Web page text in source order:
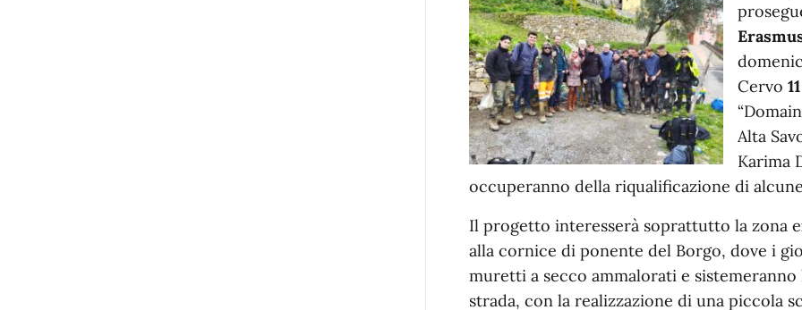
Cervo
Alta
Karima
occuperanno della riqualificazione di
Il progetto interesserà soprattutto la zona
alla cornice di ponente del Borgo, dove i
muretti a secco ammalorati e sistemeranno
strada, con la realizzazione di una piccola